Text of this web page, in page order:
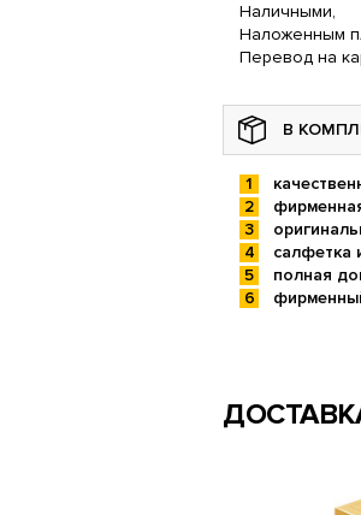
Наличными,
Наложенным
Перевод на
В
салфетка
полная